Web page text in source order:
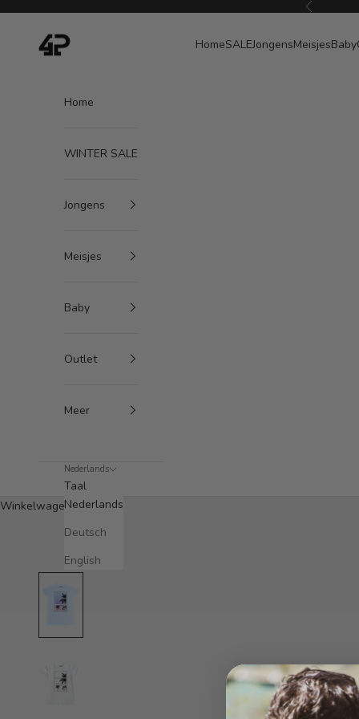
Vorige
4President HomeSALEJongensMeisjesBaby
Home
WINTER SALE
Jongens
Meisjes
Baby
Outlet
Meer
Nederlands
Taal
Nederlands
Deutsch
English
Winkelwagen